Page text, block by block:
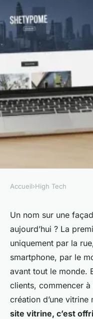
HIGH TECH
Création de
solution
dynamiser
avec
Bona•28/06/2026 07:21
Accueil›High Tech
Un nom sur une
aujourd’hui ? La
uniquement par la
smartphone, par le
avant tout le monde.
clients, commencer
création d’une vitrine
site vitrine, c’est